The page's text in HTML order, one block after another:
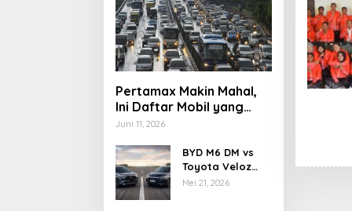
Pertamax Makin Mahal,
Ini Daftar Mobil yang
Masih Aman Pakai
Juni 11, 2026
BYD M6 DM vs
Toyota Veloz
Hybrid, Adu
Mei 21, 2026